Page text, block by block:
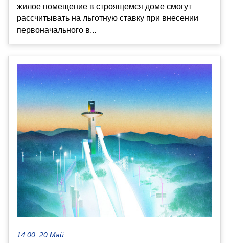
жилое помещение в строящемся доме смогут
рассчитывать на льготную ставку при внесении
первоначального в...
14:00, 20 Май